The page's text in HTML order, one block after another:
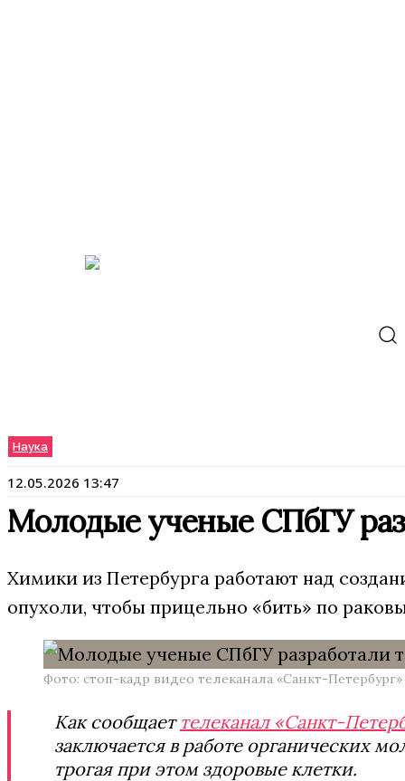
Наука
12.05.2026 13:47
Молодые ученые СПбГУ
Химики из Петербурга работают над
опухоли, чтобы прицельно «бить» по
Фото: стоп-кадр видео телеканала «Санкт-Петербург»
Как сообщает телеканал «Санкт-
заключается в работе органических
трогая при этом здоровые клетки.